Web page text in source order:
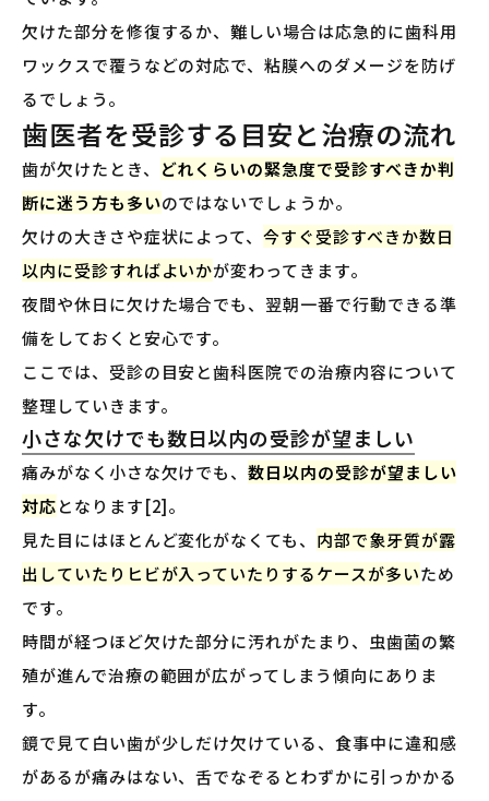
欠けた部分を修復するか、難しい場合は応急的に歯科用
ワックスで覆うなどの対応で、粘膜へのダメージを防げ
るでしょう。
歯医者を受診する目安と治療の流れ
歯が欠けたとき、
どれくらいの緊急度で受診すべきか判
断に迷う方も多いのではないでしょうか。
欠けの大きさや症状によって、今すぐ受診すべきか数日
以内に受診すればよいかが変わってきます。
夜間や休日に欠けた場合でも、翌朝一番で行動できる準
備をしておくと安心です。
ここでは、受診の目安と歯科医院での治療内容について
整理していきます。
小さな欠けでも数日以内の受診が望ましい
痛みがなく小さな欠けでも、数日以内の受診が望ましい
対応となります[2]。
見た目にはほとんど変化がなくても、 内部で象牙質が露
出していたりヒビが入っていたりするケースが多いため
です。
時間が経つほど欠けた部分に汚れがたまり、虫歯菌の繁
殖が進んで治療の範囲が広がってしまう傾向にありま
す。
鏡で見て白い歯が少しだけ欠けている、食事中に違和感
があるが痛みはない、舌でなぞるとわずかに引っかかる